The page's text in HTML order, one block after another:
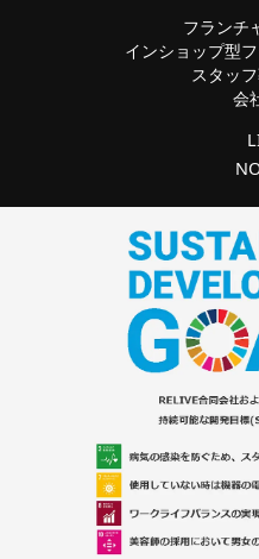
フランチ
インショップ型
スタッ
会